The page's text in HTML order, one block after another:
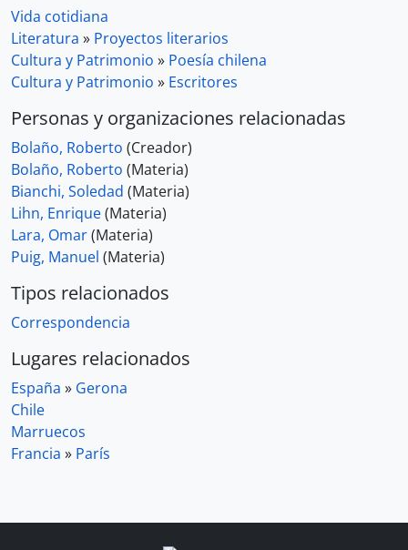
Vida cotidiana
Literatura » Proyectos literarios
Cultura y Patrimonio » Poesía chilena
Cultura y Patrimonio » Escritores
Personas y organizaciones relacionadas
Bolaño, Roberto (Creador)
Bolaño, Roberto (Materia)
Bianchi, Soledad (Materia)
Lihn, Enrique(Materia)
Lara, Omar(Materia)
Puig, Manuel (Materia)
Tipos relacionados
Correspondencia
Lugares relacionados
España » Gerona
Chile
Marruecos
Francia » París